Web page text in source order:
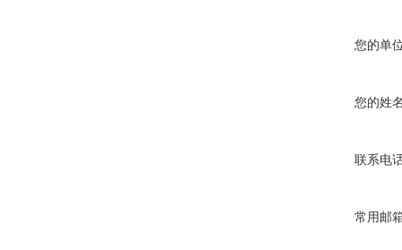
您的单
您的姓
联系电
常用邮